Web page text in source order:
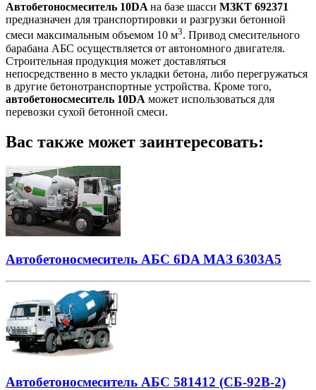
Автобетоносмеситель 10DA на базе шасси МЗКТ 692371
предназначен для транспортировки и разгрузки бетонной
смеси максимальным объемом 10 м3. Привод смесительного
барабана АБС осуществляется от автономного двигателя.
Строительная продукция может доставляться
непосредственно в место укладки бетона, либо перегружаться
в другие бетонотранспортные устройства. Кроме того,
автобетоносмеситель 10DA может использоваться для
перевозки сухой бетонной смеси.
Вас также может заинтересовать:
Автобетоносмеситель АБС 6DA МАЗ 6303А5
Автобетоносмеситель АБС 581412 (СБ-92В-2)